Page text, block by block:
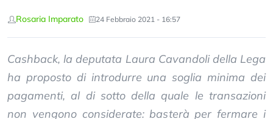
Rosaria Imparato 24 Febbraio 2021 - 16:57
Cashback, la deputata Laura Cavandoli della Lega
ha proposto di introdurre una soglia minima dei
pagamenti, al di sotto della quale le transazioni
non vengono considerate: basterà per fermare i